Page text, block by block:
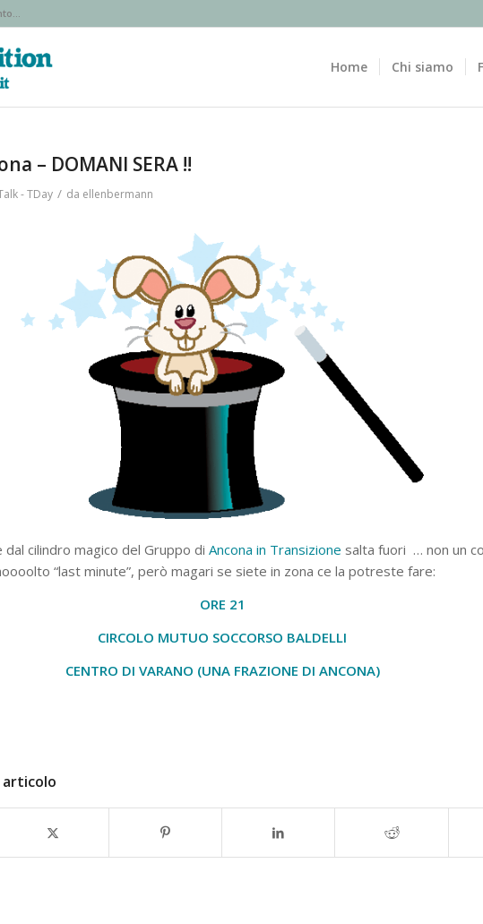
Home Chi siamo
– DOMANI SERA !!
- TDay / da ellenbermann
dal cilindro magico del Gruppo diAncona in Transizione salta fuori … non un
“last minute”, però magari se siete in zona ce la potreste fare:
ORE 21
CIRCOLO MUTUO SOCCORSO BALDELLI
CENTRO DI VARANO (UNA FRAZIONE DI ANCONA)
articolo